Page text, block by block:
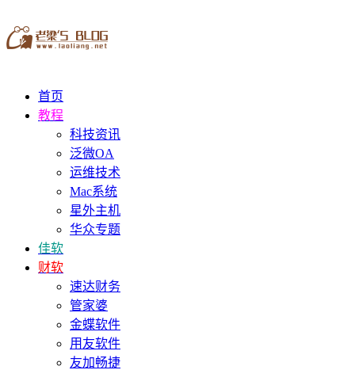
首页
教程
科技资讯
泛微OA
运维技术
Mac系统
星外主机
华众专题
佳软
财软
速达财务
管家婆
金蝶软件
用友软件
友加畅捷